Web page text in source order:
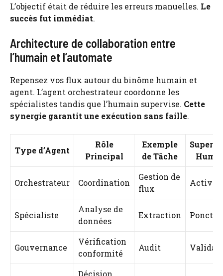
L’objectif était de réduire les erreurs manuelles. Le
succès fut immédiat.
Architecture de collaboration entre
l’humain et l’automate
Repensez vos flux autour du binôme humain et
agent. L’agent orchestrateur coordonne les
spécialistes tandis que l’humain supervise. Cette
synergie garantit une exécution sans faille.
Type d’Agent
Rôle
Principal
Exemple
de Tâche
Orchestrateur Coordination
Gestion de
flux
Active
Spécialiste
Analyse de
données
Extraction
Gouvernance
Vérification
conformité
Audit
Décision